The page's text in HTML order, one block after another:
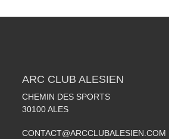
ARC CLUB ALESIEN
CHEMIN DES SPORTS
30100 ALES
CONTACT@ARCCLUBALESIEN.COM